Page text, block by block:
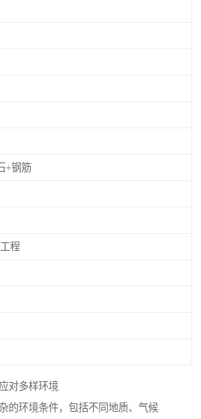
+钢筋
程
对多样环境
的环境条件，包括不同地质、气候